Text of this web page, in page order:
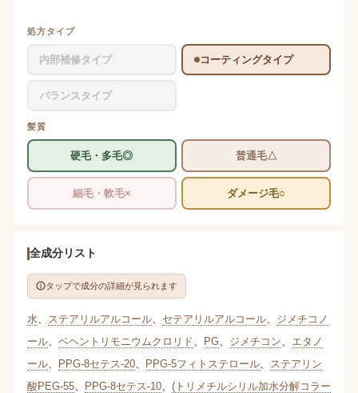
処方タイプ
内部補修タイプ コーティングタイプ
バランスタイプ
髪質
硬毛・多毛◎ 普通毛△
細毛・軟毛× ダメージ毛○
全成分リスト
タップで成分の詳細が見られます
水 ステアリルアルコール、 セテアリルアルコール、 ジメチコノ
ール、 ベヘントリモニウムクロリド PG、 ジメチコン
エタノ
ール、 PPG-8セテス-20、 PPG-5フィトステロール、
ステアリン
酸PEG-55、 PPG-8セテス-10、 (トリメチルシリル加水分解コラー